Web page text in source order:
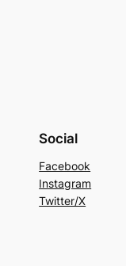
Social
Facebook
Instagram
Twitter/X